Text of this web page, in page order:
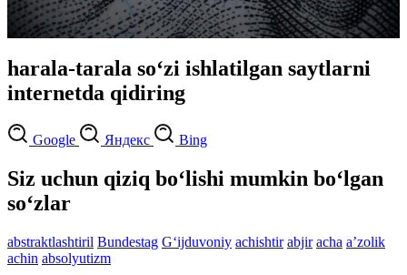
harala-tarala so‘zi ishlatilgan saytlarni
internetda qidiring
Google Яндекс Bing
Siz uchun qiziq bo‘lishi mumkin bo‘lgan
so‘zlar
abstraktlashtiril Bundestag G‘ijduvoniy achishtir abjir acha aʼzolik
achin absolyutizm